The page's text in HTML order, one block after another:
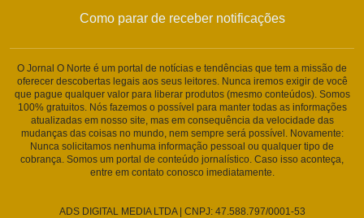
Como parar de receber notificações
O Jornal O Norte é um portal de notícias e tendências que tem a missão de
oferecer descobertas legais aos seus leitores. Nunca iremos exigir de você
que pague qualquer valor para liberar produtos (mesmo conteúdos). Somos
100% gratuitos. Nós fazemos o possível para manter todas as informações
atualizadas em nosso site, mas em consequência da velocidade das
mudanças das coisas no mundo, nem sempre será possível. Novamente:
Nunca solicitamos nenhuma informação pessoal ou qualquer tipo de
cobrança. Somos um portal de conteúdo jornalístico. Caso isso aconteça,
entre em contato conosco imediatamente.
ADS DIGITAL MEDIA LTDA | CNPJ: 47.588.797/0001-53